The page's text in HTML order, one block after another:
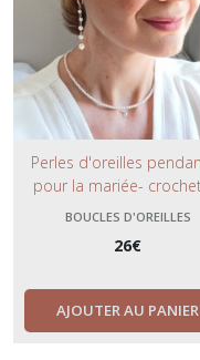
Perles d'oreilles
pour la mariée-
strass doré ou argenté-
BOUCLES D'OREILLES
26€
AJOUTER AU PANIER